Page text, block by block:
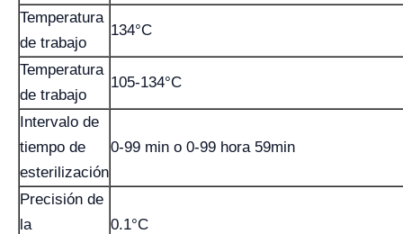
Temperatura
de trabajo
134°C
Temperatura
de trabajo
105-134°C
Intervalo de
tiempo de
esterilización
0-99 min o 0-99 hora 59min
Precisión de
la
0.1°C